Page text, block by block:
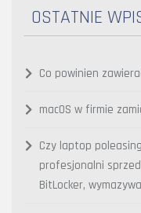
OSTATNIE
Co powinien
macOS w firmie
Czy laptop
profesjonalni
BitLocker,